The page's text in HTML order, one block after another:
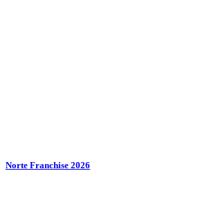
Norte Franchise 2026